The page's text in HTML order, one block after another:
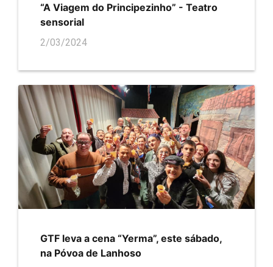
“A Viagem do Principezinho” - Teatro
sensorial
2/03/2024
GTF leva a cena “Yerma”, este sábado,
na Póvoa de Lanhoso